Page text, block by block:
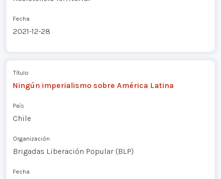
Fecha
2021-12-28
Título
Ningún imperialismo sobre América Latina
País
Chile
Organización
Brigadas Liberación Popular (BLP)
Fecha